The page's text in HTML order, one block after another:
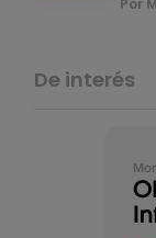
De interés